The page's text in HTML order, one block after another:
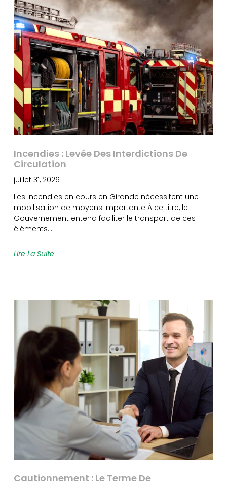
Incendies : Levée Des Interdictions De
Circulation
juillet 31, 2026
Les incendies en cours en Gironde nécessitent une
mobilisation de moyens importante À ce titre, le
Gouvernement entend faciliter le transport de ces
éléments…
Lire La Suite
Cautionnement : Le Terme De